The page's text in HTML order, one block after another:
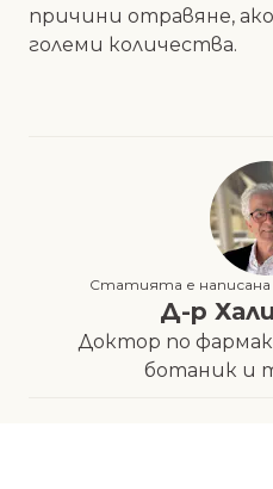
причини отравяне,
големи количества.
Статията е
Д-р
Доктор по
ботаник и